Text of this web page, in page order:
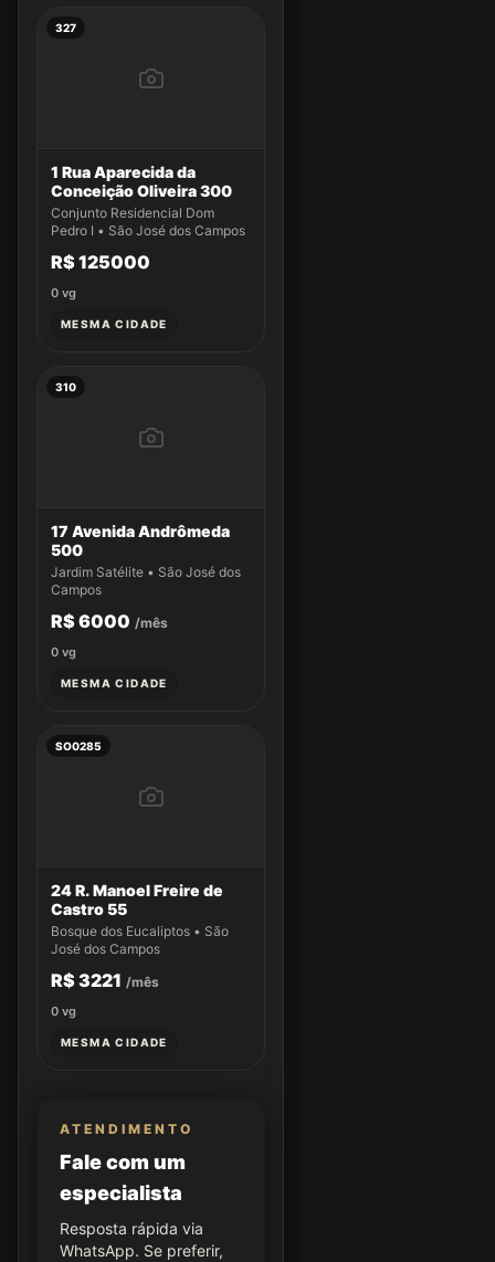
327
1 Rua Aparecida da
Conceição Oliveira 300
Conjunto Residencial Dom
Pedro I • São José dos Campos
R$ 125000
0 vg
MESMA CIDADE
310
17 Avenida Andrômeda
500
Jardim Satélite • São José dos
Campos
R$ 6000 /mês
0 vg
MESMA CIDADE
SO0285
24 R. Manoel Freire de
Castro 55
Bosque dos Eucaliptos • São
José dos Campos
R$ 3221 /mês
0 vg
MESMA CIDADE
ATENDIMENTO
Fale com um
especialista
Resposta rápida via
WhatsApp. Se preferir,